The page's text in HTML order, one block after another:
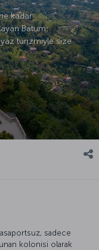
kadar
Batum;
yaz turizmiyle size
sadece
kolonisi olarak